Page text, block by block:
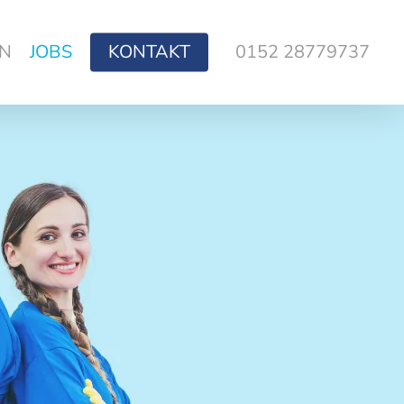
JOBS KONTAKT 0152 28779737